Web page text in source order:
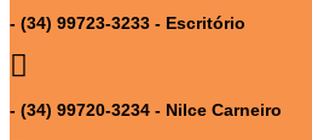
- (34) 99723-3233 - Escritório
- (34) 99720-3234 - Nilce Carneiro